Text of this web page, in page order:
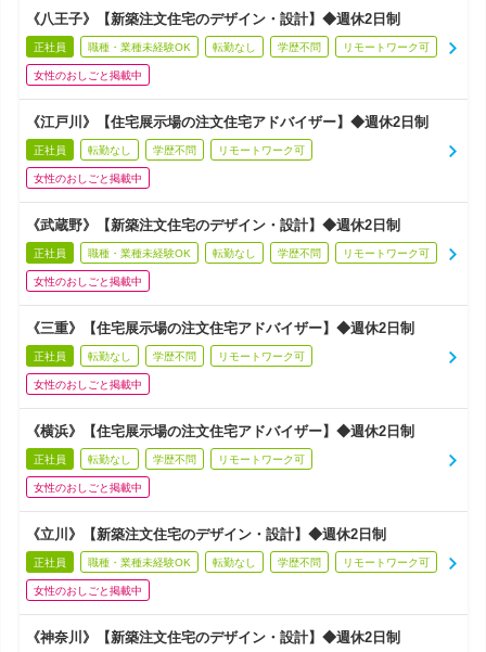
《八王子》【新築注文住宅のデザイン・設計】◆週休2日制
正社員 職種・業種未経験OK 転勤なし 学歴不問 リモートワーク可
女性のおしごと掲載中
《江戸川》【住宅展示場の注文住宅アドバイザー】◆週休2日制
正社員 転勤なし 学歴不問 リモートワーク可
女性のおしごと掲載中
《武蔵野》【新築注文住宅のデザイン・設計】◆週休2日制
正社員 職種・業種未経験OK 転勤なし 学歴不問 リモートワーク可
女性のおしごと掲載中
《三重》【住宅展示場の注文住宅アドバイザー】◆週休2日制
正社員 転勤なし 学歴不問 リモートワーク可
女性のおしごと掲載中
《横浜》【住宅展示場の注文住宅アドバイザー】◆週休2日制
正社員 転勤なし 学歴不問 リモートワーク可
女性のおしごと掲載中
《立川》【新築注文住宅のデザイン・設計】◆週休2日制
正社員 職種・業種未経験OK 転勤なし 学歴不問 リモートワーク可
女性のおしごと掲載中
《神奈川》【新築注文住宅のデザイン・設計】◆週休2日制